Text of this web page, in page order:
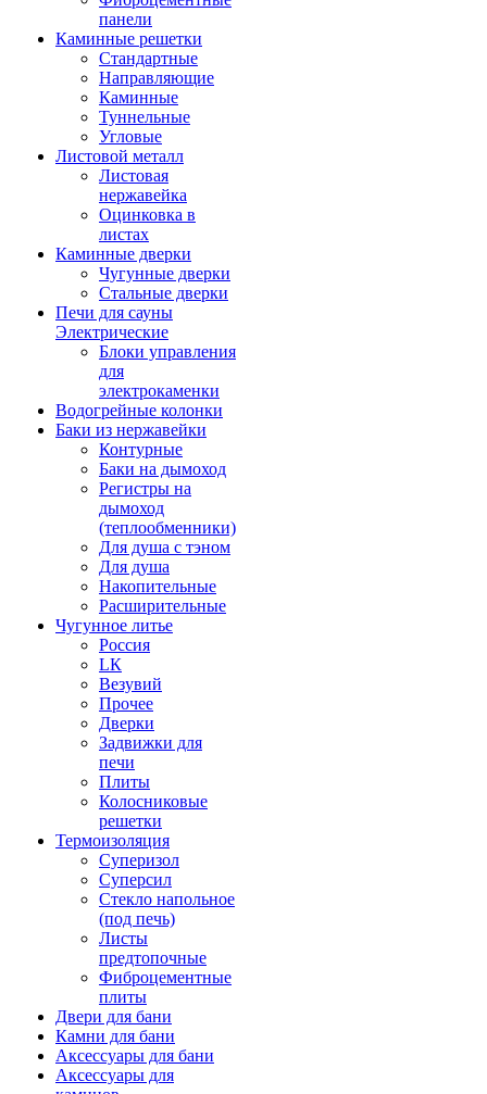
панели
Каминные решетки
Стандартные
Направляющие
Каминные
Туннельные
Угловые
Листовой металл
Листовая
нержавейка
Оцинковка в
листах
Каминные дверки
Чугунные дверки
Стальные дверки
Печи для сауны
Электрические
Блоки управления
для
электрокаменки
Водогрейные колонки
Баки из нержавейки
Контурные
Баки на дымоход
Регистры на
дымоход
(теплообменники)
Для душа с тэном
Для душа
Накопительные
Расширительные
Чугунное литье
Россия
LК
Везувий
Прочее
Дверки
Задвижки для
печи
Плиты
Колосниковые
решетки
Термоизоляция
Суперизол
Суперсил
Стекло напольное
(под печь)
Листы
предтопочные
Фиброцементные
плиты
Двери для бани
Камни для бани
Аксессуары для бани
Аксессуары для